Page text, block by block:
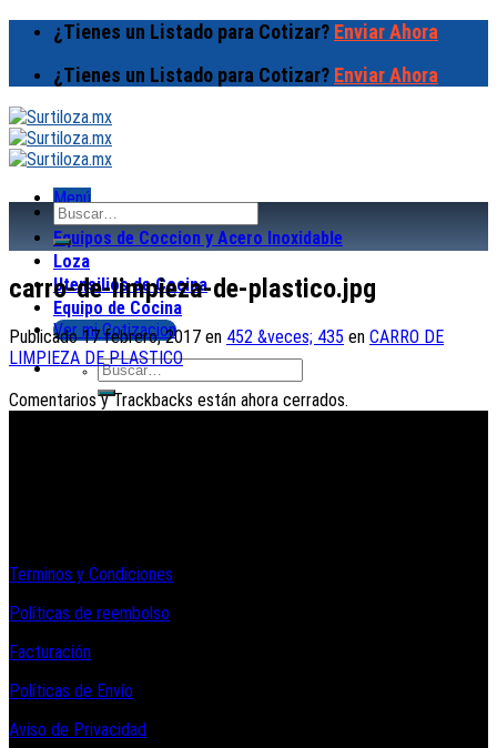
Skip
content
¿Tienes un Listado para Cotizar? Enviar Ahora
¿Tienes un Listado para Cotizar? Enviar Ahora
Menú
Equipos de Coccion y Acero Inoxidable
Loza
Utensilios de Cocina
Equipo de Cocina
Ver mi Cotizacion
Buscar
por:
Buscar
por:
carro-de-limpieza-de-plastico.jpg
Publicado17 febrero, 2017 en 452 &veces; 435 en CARRO DE
LIMPIEZA DE PLASTICO
Comentarios y Trackbacks están ahora cerrados.
Terminos y Condiciones
Políticas de reembolso
Facturación
Políticas de Envío
Aviso de Privacidad